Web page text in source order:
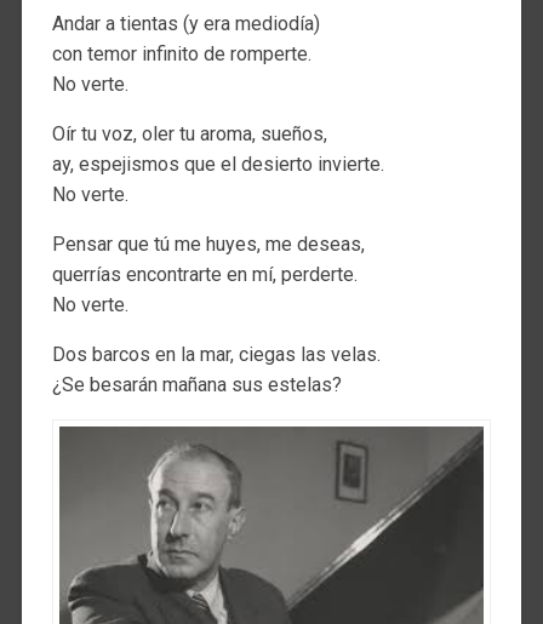
Andar a tientas (y era mediodía)
con temor infinito de romperte.
No verte.
Oír tu voz, oler tu aroma, sueños,
ay, espejismos que el desierto invierte.
No verte.
Pensar que tú me huyes, me deseas,
querrías encontrarte en mí, perderte.
No verte.
Dos barcos en la mar, ciegas las velas.
¿Se besarán mañana sus estelas?